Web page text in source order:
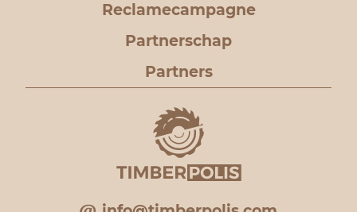
Reclamecampagne
Partnerschap
Partners